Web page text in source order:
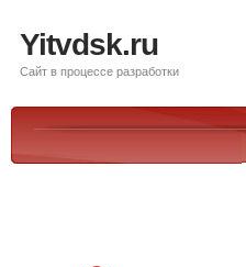
Yitvdsk.ru
Сайт в процессе разработки